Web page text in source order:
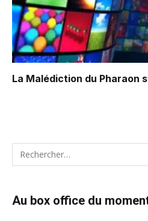
La Malédiction du Pharaon
Au box office du